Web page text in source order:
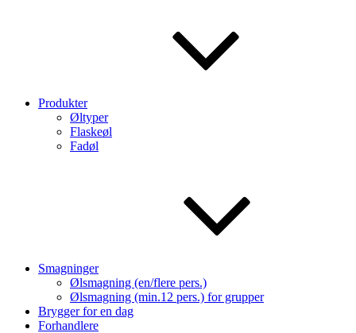
Produkter
Øltyper
Flaskeøl
Fadøl
Smagninger
Ølsmagning (en/flere pers.)
Ølsmagning (min.12 pers.) for grupper
Brygger for en dag
Forhandlere